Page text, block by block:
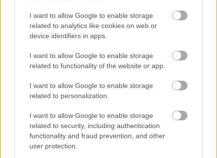
I want to allow Google to enable storage
related to analytics like cookies on web or
device identifiers in apps.
I want to allow Google to enable storage
related to functionality of the website or app.
I want to allow Google to enable storage
related to personalization.
I want to allow Google to enable storage
related to security, including authentication
functionality and fraud prevention, and other
user protection.
A Hadid lányok közös kampánya
The Strange•2017. január 04.
A 2017-es tavaszi/nyári időszakban a Hadid
testvérek, Bella és Gigi közösen népszerűsítik majd a
Fendi kínálatát Karl Lagerfeld fotóin. Íme a kampány
első képei: